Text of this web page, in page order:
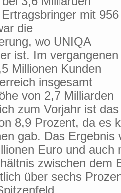
mit 956
die
wo UNIQA
ist. Im vergangenen
Millionen Kunden
insgesamt
von 2,7 Milliarden
zum Vorjahr ist das
8,9 Prozent, da es
gab. Das Ergebnis
Euro und auch
zwischen dem
über sechs